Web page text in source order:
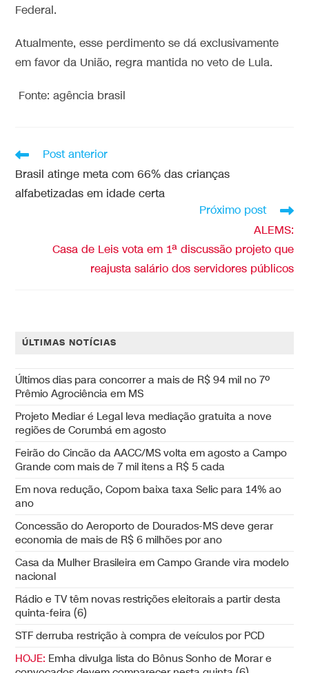
Federal.
Atualmente, esse perdimento se dá exclusivamente
em favor da União, regra mantida no veto de Lula.
Fonte: agência brasil
Post anterior
Brasil atinge meta com 66% das crianças
alfabetizadas em idade certa
Próximo post
ALEMS:
Casa de Leis vota em 1ª discussão projeto que
reajusta salário dos servidores públicos
ÚLTIMAS NOTÍCIAS
Últimos dias para concorrer a mais de R$ 94 mil no 7º
Prêmio Agrociência em MS
Projeto Mediar é Legal leva mediação gratuita a nove
regiões de Corumbá em agosto
Feirão do Cincão da AACC/MS volta em agosto a Campo
Grande com mais de 7 mil itens a R$ 5 cada
Em nova redução, Copom baixa taxa Selic para 14% ao
ano
Concessão do Aeroporto de Dourados-MS deve gerar
economia de mais de R$ 6 milhões por ano
Casa da Mulher Brasileira em Campo Grande vira modelo
nacional
Rádio e TV têm novas restrições eleitorais a partir desta
quinta-feira (6)
STF derruba restrição à compra de veículos por PCD
HOJE: Emha divulga lista do Bônus Sonho de Morar e